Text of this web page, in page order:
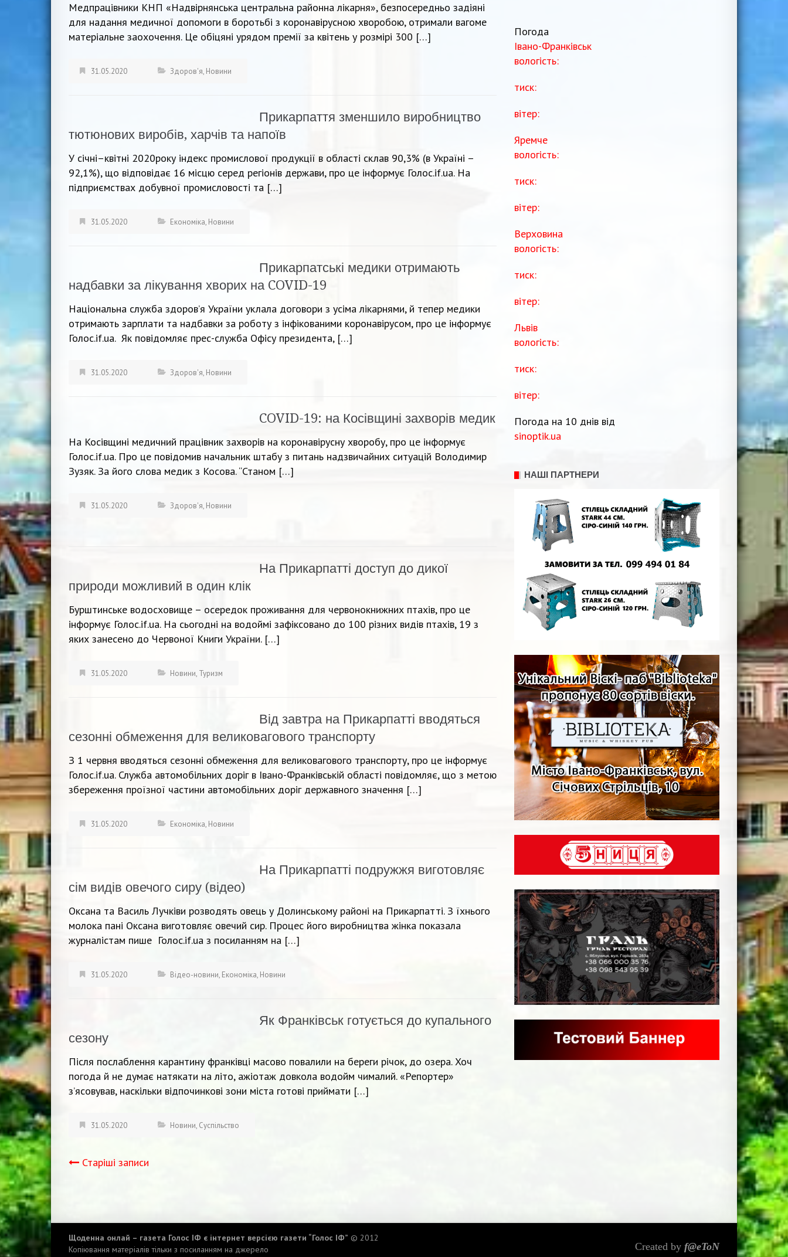
Медпрацівники КНП «Надвірнянська центральна районна лікарня», безпосередньо задіяні
для надання медичної допомоги в боротьбі з коронавірусною хворобою, отримали вагоме
матеріальне заохочення. Це обіцяні урядом премії за квітень у розмірі 300 […]
31.05.2020 Здоров'я, Новини
Прикарпаття зменшило виробництво
тютюнових виробів, харчів та напоїв
У січні–квітні 2020року індекс промислової продукції в області склав 90,3% (в Україні –
92,1%), що відповідає 16 місцю серед регіонів держави, про це інформує Голос.if.ua. На
підприємствах добувної промисловості та […]
31.05.2020 Економіка, Новини
Прикарпатські медики отримають
надбавки за лікування хворих на COVID-19
Національна служба здоров’я України уклала договори з усіма лікарнями, й тепер медики
отримають зарплати та надбавки за роботу з інфікованими коронавірусом, про це інформує
Голос.if.ua. Як повідомляє прес-служба Офісу президента, […]
31.05.2020 Здоров'я, Новини
COVID-19: на Косівщині захворів медик
На Косівщині медичний працівник захворів на коронавірусну хворобу, про це інформує
Голос.if.ua. Про це повідомив начальник штабу з питань надзвичайних ситуацій Володимир
Зузяк. За його слова медик з Косова. “Станом […]
31.05.2020 Здоров'я, Новини
На Прикарпатті доступ до дикої
природи можливий в один клік
Бурштинське водосховище – осередок проживання для червонокнижних птахів, про це
інформує Голос.if.ua. На сьогодні на водоймі зафіксовано до 100 різних видів птахів, 19 з
яких занесено до Червоної Книги України. […]
31.05.2020 Новини, Туризм
Від завтра на Прикарпатті вводяться
сезонні обмеження для великовагового транспорту
З 1 червня вводяться сезонні обмеження для великовагового транспорту, про це інформує
Голос.if.ua. Служба автомобільних доріг в Івано-Франківській області повідомляє, що з метою
збереження проїзної частини автомобільних доріг державного значення […]
31.05.2020 Економіка, Новини
На Прикарпатті подружжя виготовляє
сім видів овечого сиру (відео)
Оксана та Василь Лучківи розводять овець у Долинському районі на Прикарпатті. З їхнього
молока пані Оксана виготовляє овечий сир. Процес його виробництва жінка показала
журналістам пише Голос.if.ua з посиланням на […]
31.05.2020 Відео-новини, Економіка, Новини
Як Франківськ готується до купального
сезону
Після послаблення карантину франківці масово повалили на береги річок, до озера. Хоч
погода й не думає натякати на літо, ажіотаж довкола водойм чималий. «Репортер»
з’ясовував, наскільки відпочинкові зони міста готові приймати […]
31.05.2020 Новини, Суспільство
Навігація
Старіші записи
Погода
Івано-Франківськ
вологість:
тиск:
вітер:
Яремче
вологість:
тиск:
вітер:
Верховина
вологість:
тиск:
вітер:
Львів
вологість:
тиск:
вітер:
Погода на 10 днів від
sinoptik.ua
НАШІ ПАРТНЕРИ
Щоденна онлай – газета Голос ІФ є інтернет версією газети “Голос ІФ” © 2012
Копіювання матеріалів тільки з посиланням на джерело
Created by f@eToN